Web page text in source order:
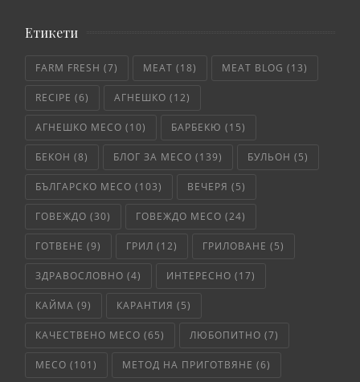
Етикети
FARM FRESH (7) MEAT (18) MEAT BLOG (13)
RECIPE (6) АГНЕШКО (12)
АГНЕШКО МЕСО (10) БАРБЕКЮ (15)
БЕКОН (8) БЛОГ ЗА МЕСО (139) БУЛЬОН (5)
БЪЛГАРСКО МЕСО (103) ВЕЧЕРЯ (5)
ГОВЕЖДО (30) ГОВЕЖДО МЕСО (24)
ГОТВЕНЕ (9) ГРИЛ (12) ГРИЛОВАНЕ (5)
ЗДРАВОСЛОВНО (4) ИНТЕРЕСНО (17)
КАЙМА (9) КАРАНТИЯ (5)
КАЧЕСТВЕНО МЕСО (65) ЛЮБОПИТНО (7)
МЕСО (101) МЕТОД НА ПРИГОТВЯНЕ (6)